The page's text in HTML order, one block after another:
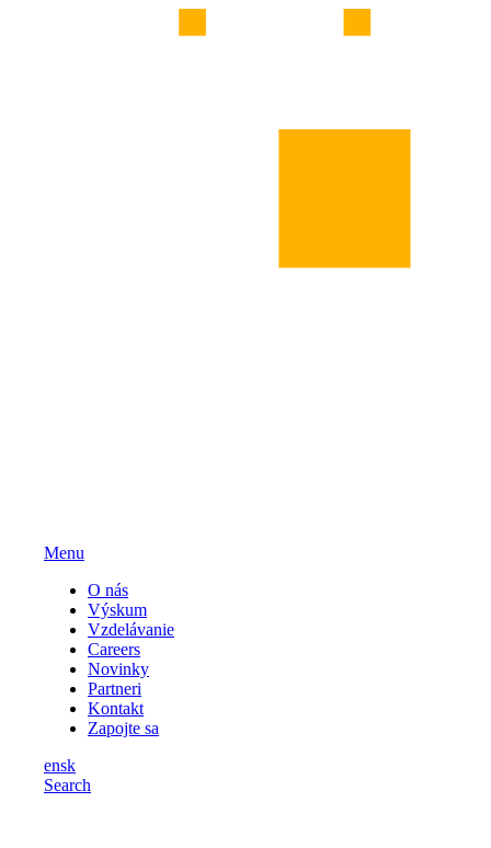
Menu
O nás
Výskum
Vzdelávanie
Careers
Novinky
Partneri
Kontakt
Zapojte sa
ensk
Search